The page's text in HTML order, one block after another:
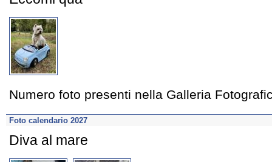
Numero foto presenti nella Galleria
Foto calendario 2027
Diva al mare